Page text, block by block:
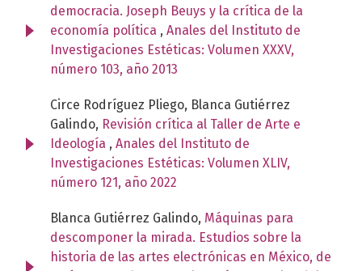
democracia. Joseph Beuys y la crítica de la
economía política , Anales del Instituto de
Investigaciones Estéticas: Volumen XXXV,
número 103, año 2013
Circe Rodríguez Pliego, Blanca Gutiérrez
Galindo, Revisión crítica al Taller de Arte e
Ideología , Anales del Instituto de
Investigaciones Estéticas: Volumen XLIV,
número 121, año 2022
Blanca Gutiérrez Galindo, Máquinas para
descomponer la mirada. Estudios sobre la
historia de las artes electrónicas en México, de